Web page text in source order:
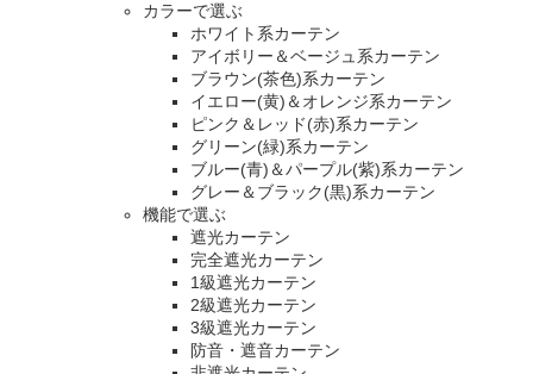
カラーで選ぶ
ホワイト系カーテン
アイボリー＆ベージュ系カーテン
ブラウン(茶色)系カーテン
イエロー(黄)＆オレンジ系カーテン
ピンク＆レッド(赤)系カーテン
グリーン(緑)系カーテン
ブルー(青)＆パープル(紫)系カーテン
グレー＆ブラック(黒)系カーテン
機能で選ぶ
遮光カーテン
完全遮光カーテン
1級遮光カーテン
2級遮光カーテン
3級遮光カーテン
防音・遮音カーテン